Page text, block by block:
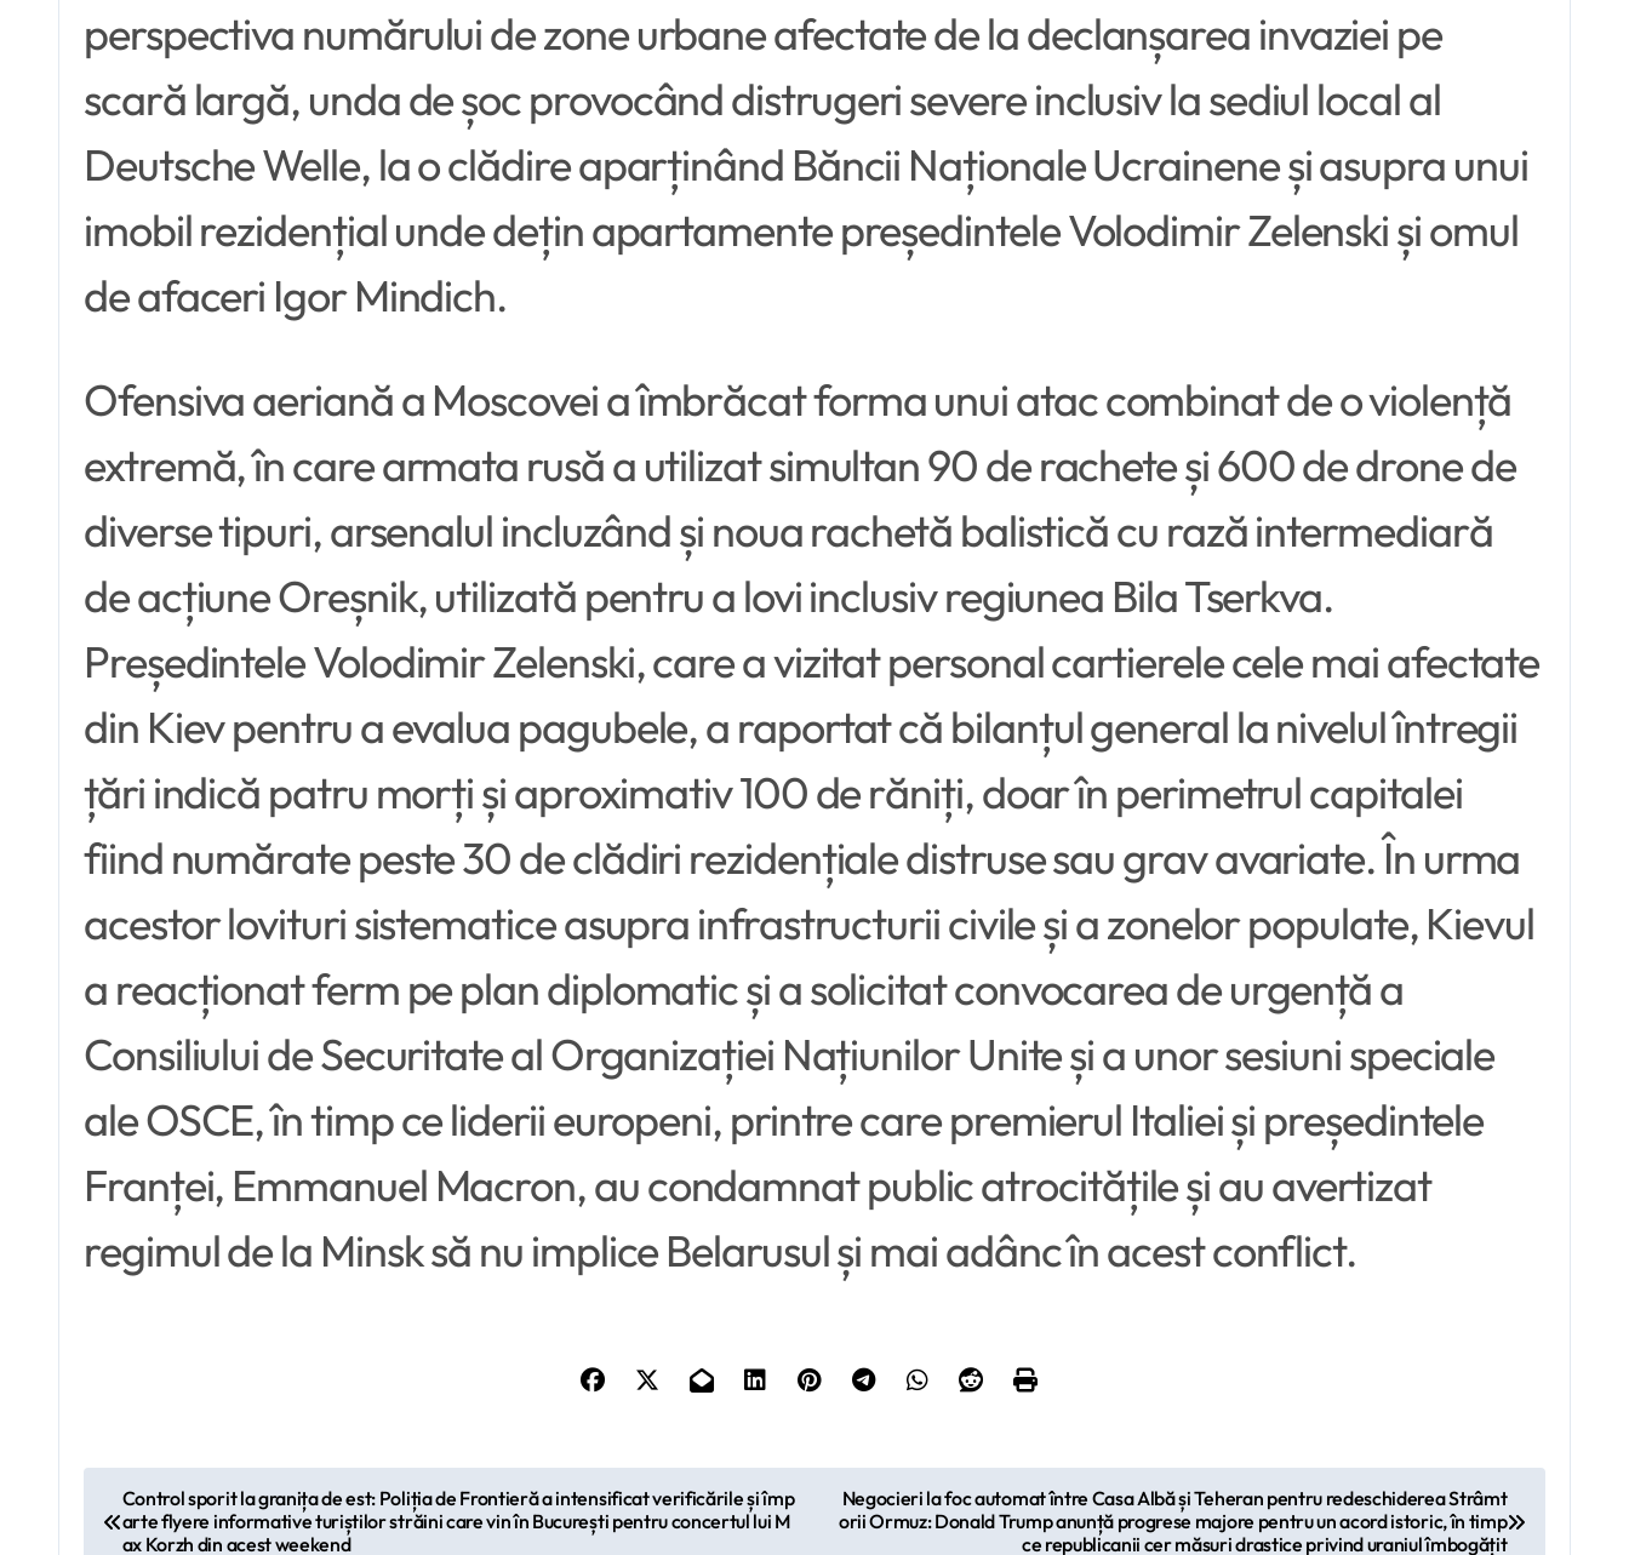
perspectiva numărului de zone urbane afectate de la declanșarea invaziei pe
scară largă, unda de șoc provocând distrugeri severe inclusiv la sediul local al
Deutsche Welle, la o clădire aparținând Băncii Naționale Ucrainene și asupra unui
imobil rezidențial unde dețin apartamente președintele Volodimir Zelenski și omul
de afaceri Igor Mindich.
Ofensiva aeriană a Moscovei a îmbrăcat forma unui atac combinat de o violență
extremă, în care armata rusă a utilizat simultan 90 de rachete și 600 de drone de
diverse tipuri, arsenalul incluzând și noua rachetă balistică cu rază intermediară
de acțiune Oreșnik, utilizată pentru a lovi inclusiv regiunea Bila Tserkva.
Președintele Volodimir Zelenski, care a vizitat personal cartierele cele mai afectate
din Kiev pentru a evalua pagubele, a raportat că bilanțul general la nivelul întregii
țări indică patru morți și aproximativ 100 de răniți, doar în perimetrul capitalei
fiind numărate peste 30 de clădiri rezidențiale distruse sau grav avariate. În urma
acestor lovituri sistematice asupra infrastructurii civile și a zonelor populate, Kievul
a reacționat ferm pe plan diplomatic și a solicitat convocarea de urgență a
Consiliului de Securitate al Organizației Națiunilor Unite și a unor sesiuni speciale
ale OSCE, în timp ce liderii europeni, printre care premierul Italiei și președintele
Franței, Emmanuel Macron, au condamnat public atrocitățile și au avertizat
regimul de la Minsk să nu implice Belarusul și mai adânc în acest conflict.
Control sporit la granița de est: Poliția de Frontieră a intensificat verificările și împ
arte flyere informative turiștilor străini care vin în București pentru concertul lui M
ax Korzh din acest weekend
Negocieri la foc automat între Casa Albă și Teheran pentru redeschiderea Strâmt
orii Ormuz: Donald Trump anunță progrese majore pentru un acord istoric, în timp
ce republicanii cer măsuri drastice privind uraniul îmbogățit